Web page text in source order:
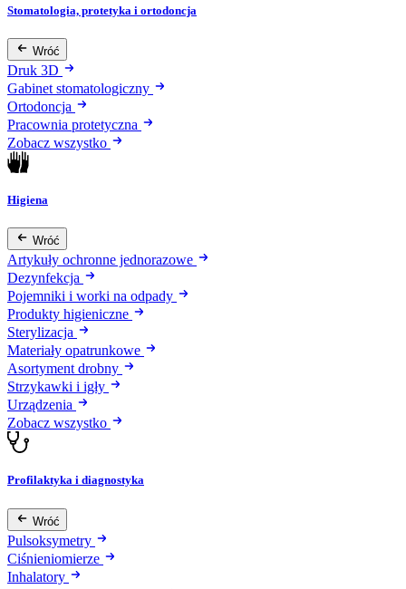
Stomatologia, protetyka i ortodoncja
Wróć
Druk 3D
Gabinet stomatologiczny
Ortodoncja
Pracownia protetyczna
Zobacz wszystko
Higiena
Wróć
Artykuły ochronne jednorazowe
Dezynfekcja
Pojemniki i worki na odpady
Produkty higieniczne
Sterylizacja
Materiały opatrunkowe
Asortyment drobny
Strzykawki i igły
Urządzenia
Zobacz wszystko
Profilaktyka i diagnostyka
Wróć
Pulsoksymetry
Ciśnieniomierze
Inhalatory